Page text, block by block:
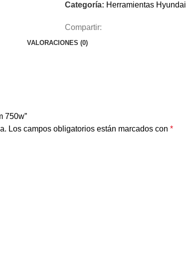
Categoría: Herramientas Hyundai
Compartir:
VALORACIONES (0)
750w”
Los campos obligatorios están marcados con *